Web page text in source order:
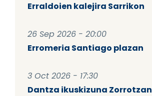
Erraldoien kalejira Sarrikon
26 Sep 2026 - 20:00
Erromeria Santiago plazan
3 Oct 2026 - 17:30
Dantza ikuskizuna Zorrotzan